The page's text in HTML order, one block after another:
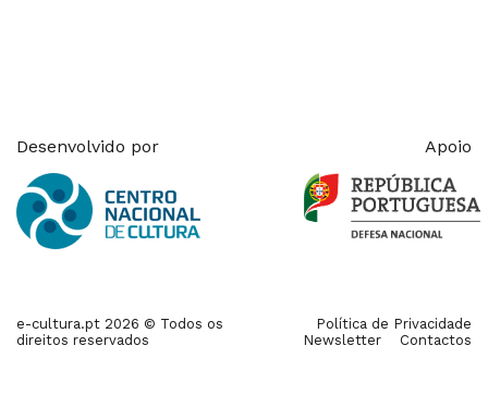
Desenvolvido por Apoio
e-cultura.pt 2026 © Todos os
direitos reservados
Política de Privacidade
Newsletter
Contactos